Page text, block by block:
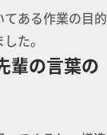
ある作業の目的
た。
輩の言葉の